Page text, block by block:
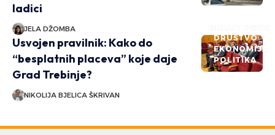
ladici
JELA DŽOMBA
DRUŠTVO
EKONOMIJA
POLITIKA
Usvojen pravilnik: Kako do
“besplatnih placeva” koje daje
Grad Trebinje?
NIKOLIJA BJELICA ŠKRIVAN